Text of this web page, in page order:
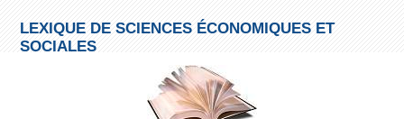
LEXIQUE DE SCIENCES ÉCONOMIQUES ET
SOCIALES